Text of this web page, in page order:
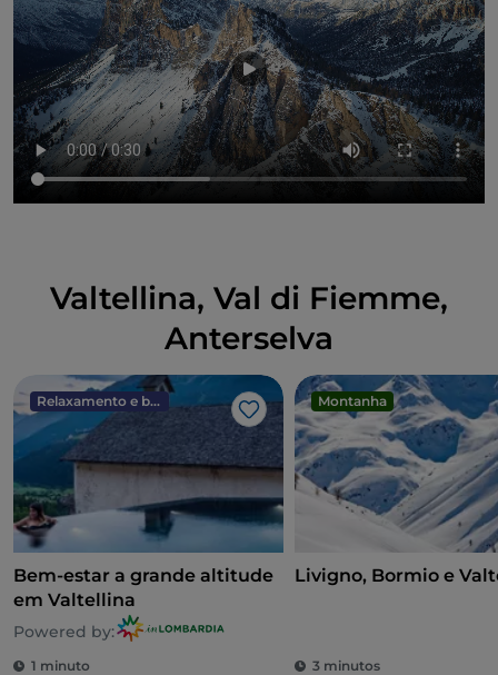
Valtellina, Val di Fiemme,
Anterselva
Relaxamento e bem-estar
Gosto
Bem-estar a grande altitude
em Valtellina
Powered by:
1 minuto
Montanha
Livigno, Bormio e
3 minutos